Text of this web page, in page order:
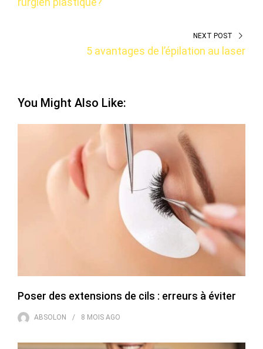
NEXT POST
5 avantages de l’épilation au laser
You Might Also Like:
Poser des extensions de cils : erreurs à éviter
ABSOLON 8 MOIS AGO